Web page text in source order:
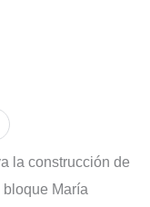
la construcción de
María